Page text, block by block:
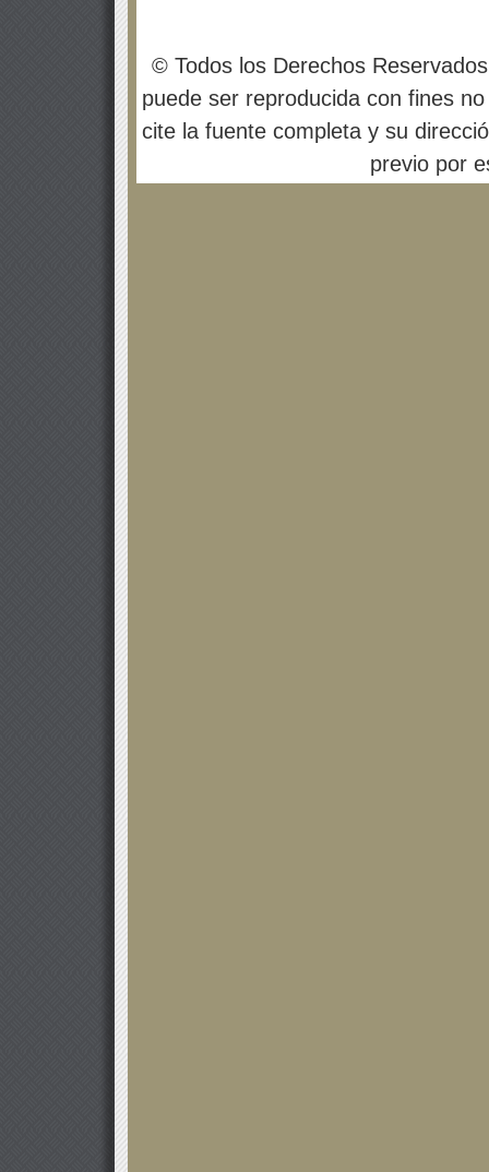
© Todos los Derechos
puede ser reproducida con fines
cite la fuente completa y su
previo por